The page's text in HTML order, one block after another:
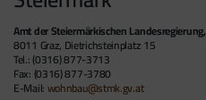
Amt der Steiermärkischen
8011 Graz, Dietrichsteinplatz 15
Tel.: (0316) 877-3713
Fax: (0316) 877-3780
E-Mail:wohnbau@stmk.gv.at